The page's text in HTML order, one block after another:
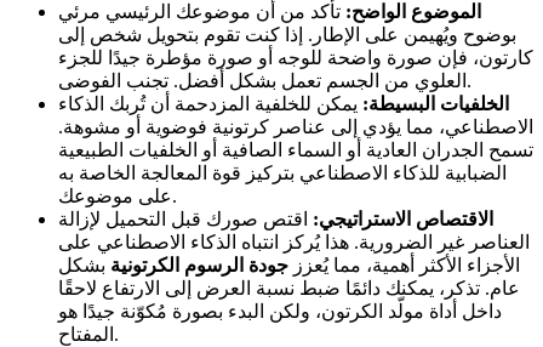
الموضوع الواضح: تأكد من أن موضوعك الرئيسي مرئي
بوضوح ويُهيمن على الإطار. إذا كنت تقوم بتحويل شخص إلى
كارتون، فإن صورة واضحة للوجه أو صورة مؤطرة جيدًا للجزء
العلوي من الجسم تعمل بشكل أفضل. تجنب الفوضى.
الخلفيات البسيطة: يمكن للخلفية المزدحمة أن تُربك الذكاء
الاصطناعي، مما يؤدي إلى عناصر كرتونية فوضوية أو مشوهة.
تسمح الجدران العادية أو السماء الصافية أو الخلفيات الطبيعية
الضبابية للذكاء الاصطناعي بتركيز قوة المعالجة الخاصة به
على موضوعك.
الاقتصاص الاستراتيجي: اقتص صورك قبل التحميل لإزالة
العناصر غير الضرورية. هذا يُركز انتباه الذكاء الاصطناعي على
الأجزاء الأكثر أهمية، مما يُعزز جودة الرسوم الكرتونية بشكل
عام. تذكر، يمكنك دائمًا ضبط نسبة العرض إلى الارتفاع لاحقًا
داخل أداة مولّد الكرتون، ولكن البدء بصورة مُكوّنة جيدًا هو
المفتاح.